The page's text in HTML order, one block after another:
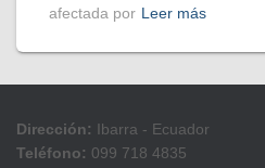
afectada por Leer más
Dirección: Ibarra - Ecuador
Teléfono: 099 718 4835